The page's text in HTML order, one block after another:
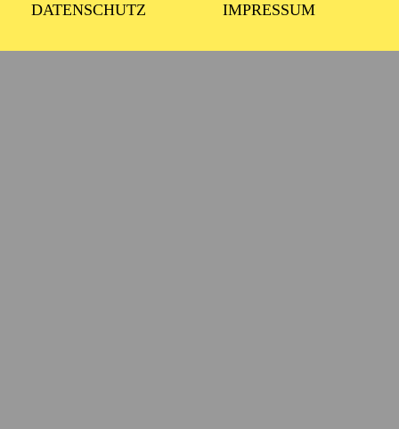
DATENSCHUTZ IMPRESSUM